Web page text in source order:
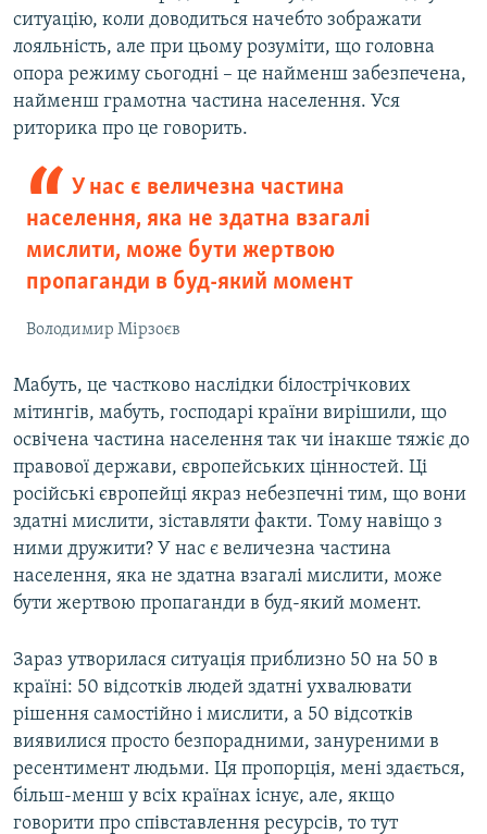
ситуацію, коли доводиться начебто зображати
лояльність, але при цьому розуміти, що головна
опора режиму сьогодні – це найменш забезпечена,
найменш грамотна частина населення. Уся
риторика про це говорить.
У нас є величезна частина
населення, яка не здатна взагалі
мислити, може бути жертвою
пропаганди в буд-який момент
Володимир Мірзоєв
Мабуть, це частково наслідки білострічкових
мітингів, мабуть, господарі країни вирішили, що
освічена частина населення так чи інакше тяжіє до
правової держави, європейських цінностей. Ці
російські європейці якраз небезпечні тим, що вони
здатні мислити, зіставляти факти. Тому навіщо з
ними дружити? У нас є величезна частина
населення, яка не здатна взагалі мислити, може
бути жертвою пропаганди в буд-який момент.
Зараз утворилася ситуація приблизно 50 на 50 в
країні: 50 відсотків людей здатні ухвалювати
рішення самостійно і мислити, а 50 відсотків
виявилися просто безпорадними, зануреними в
ресентимент людьми. Ця пропорція, мені здається,
більш-менш у всіх країнах існує, але, якщо
говорити про співставлення ресурсів, то тут